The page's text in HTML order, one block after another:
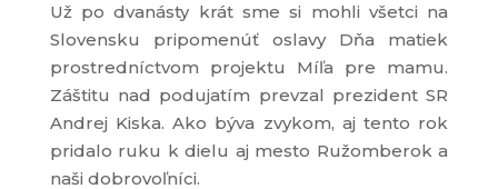
Už po dvanásty krát sme si mohli všetci na
Slovensku pripomenúť oslavy Dňa matiek
prostredníctvom projektu Míľa pre mamu.
Záštitu nad podujatím prevzal prezident SR
Andrej Kiska. Ako býva zvykom, aj tento rok
pridalo ruku k dielu aj mesto Ružomberok a
naši dobrovoľníci.